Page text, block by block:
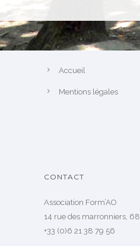
Accueil
Mentions légales
CONTACT
Association Form’AO
14 rue des marronniers,
+33 (0)6 21 38 79 56